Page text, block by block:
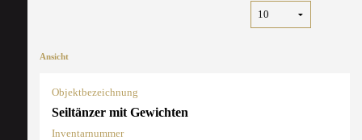
Ansicht
Objektbezeichnung
Seiltänzer mit Gewichten
Inventarnummer